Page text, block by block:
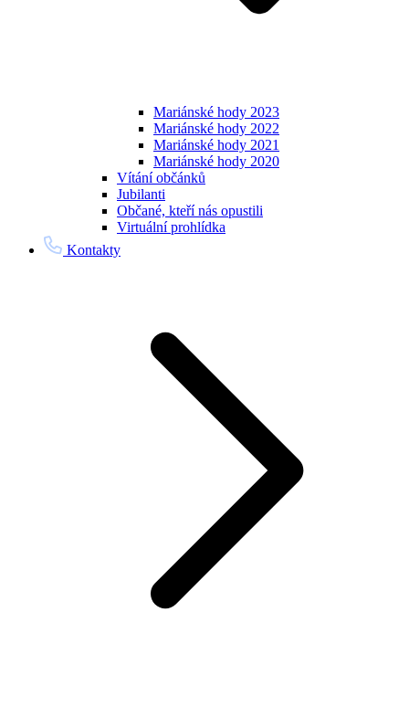
Mariánské hody 2023
Mariánské hody 2022
Mariánské hody 2021
Mariánské hody 2020
Vítání občánků
Jubilanti
Občané, kteří nás opustili
Virtuální prohlídka
Kontakty